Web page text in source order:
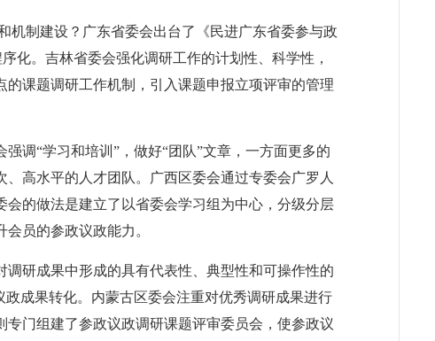
机制建设？广东省委会出台了《民进广东省委参与政
化。吉林省委会强化调研工作的计划性、科学性，
的课题调研工作机制，引入课题申报立项评审的管理
调“学习和培训”，做好“团队”文章，一方面更多的
高水平的人才团队。广西区委会通过专委会广罗人
的做法是建立了以省委会学习组为中心，分级分层
员的参政议政能力。
研成果中形成的具有代表性、典型性和可操作性的
成果转化。内蒙古区委会注重对优秀调研成果进行
门组建了参政议政调研课题评审委员会，使参政议